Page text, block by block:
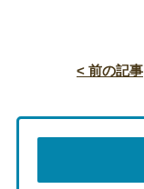
< 前の記事